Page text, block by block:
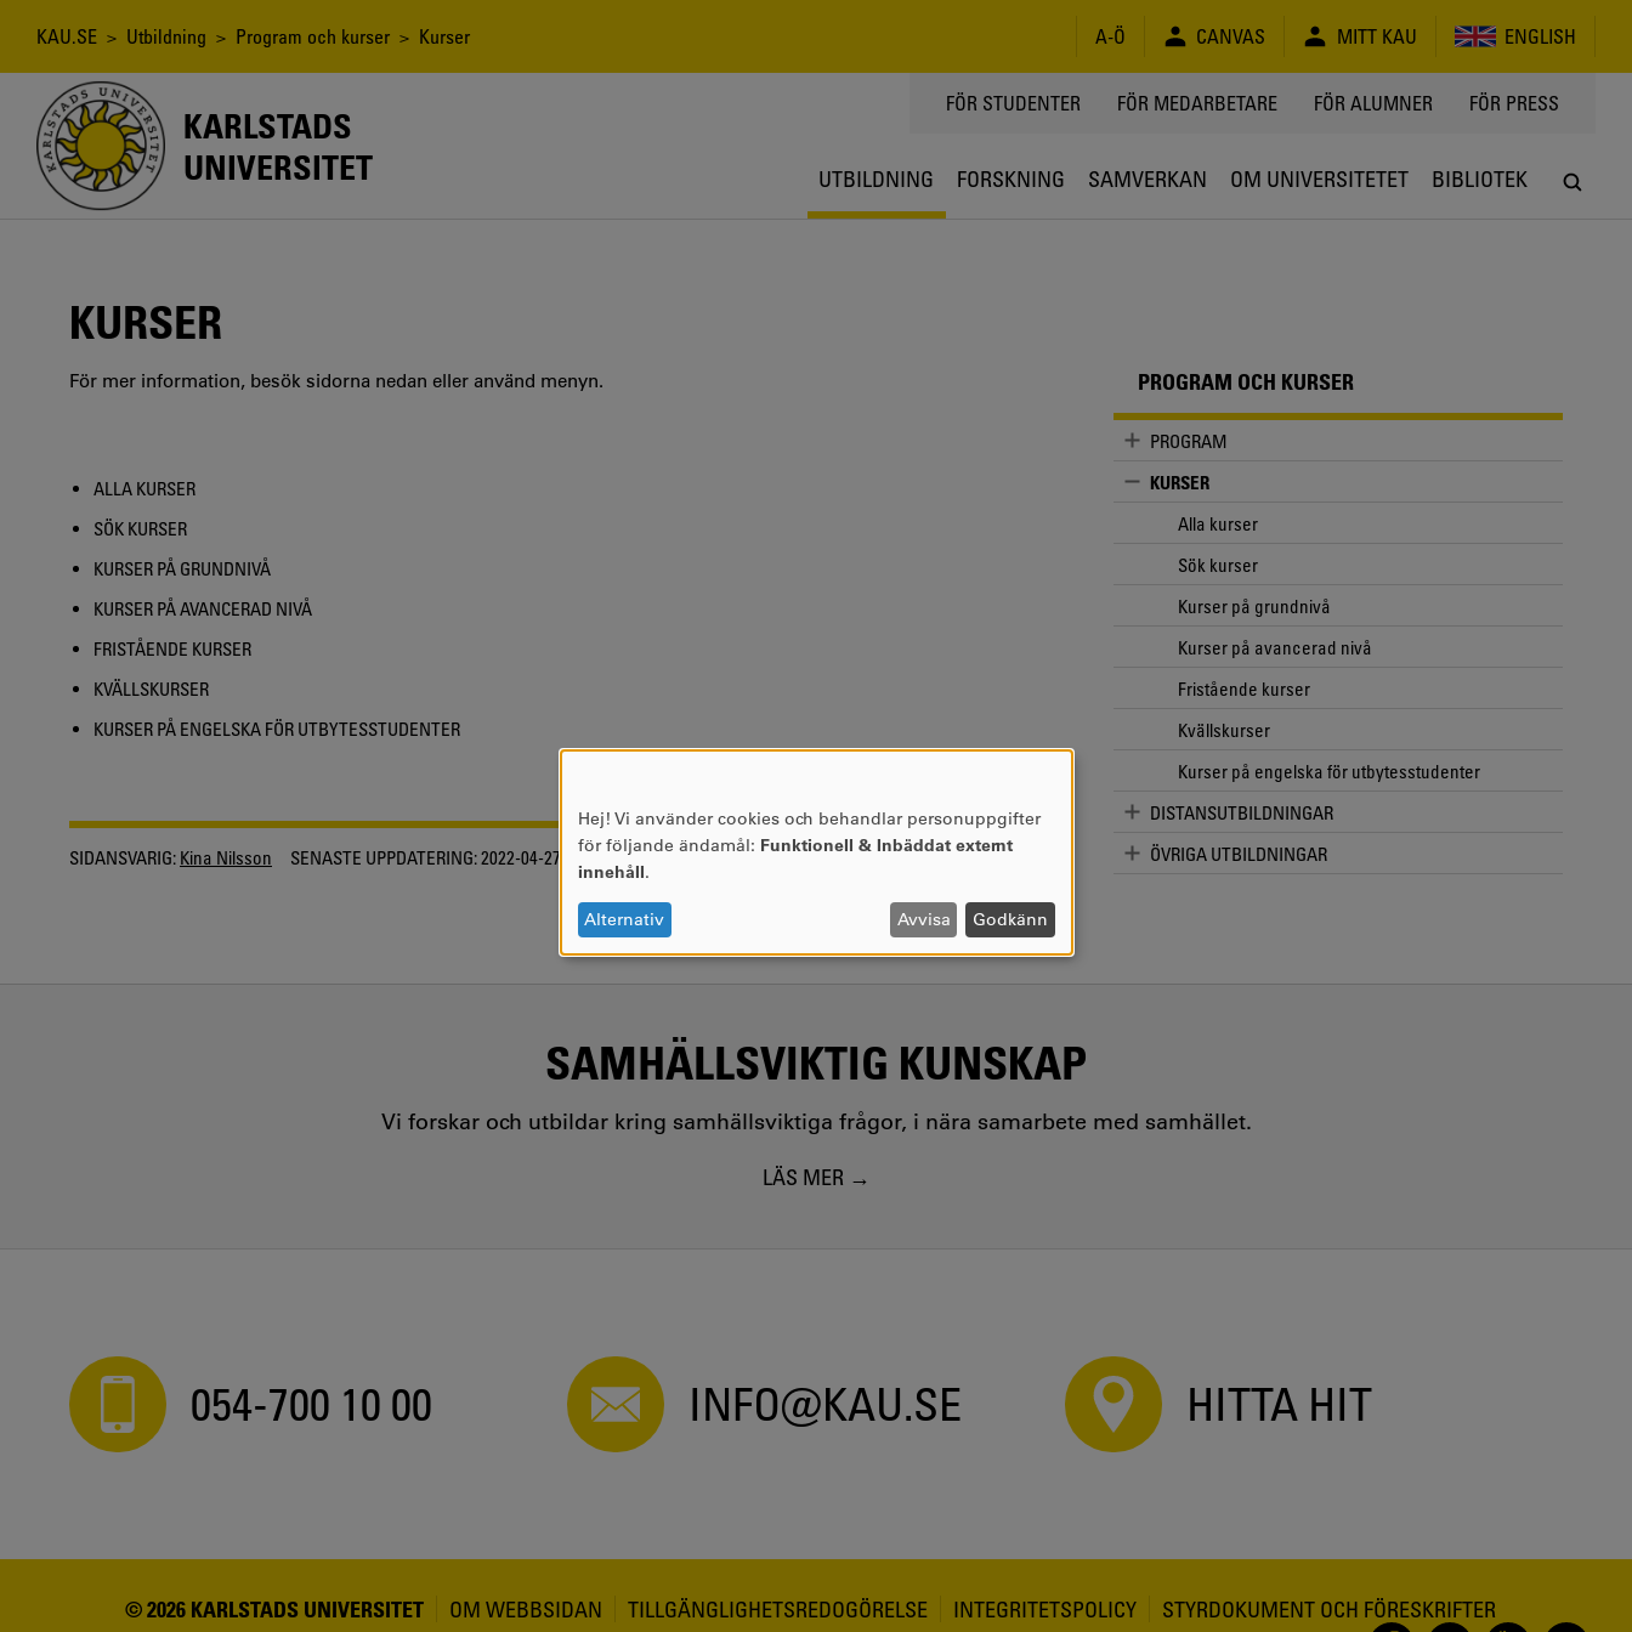
Länkstig
KAU.SE > Utbildning > Program och kurser > Kurser A-Ö CANVAS MITT KAU ENGLISH
KARLSTADS
UNIVERSITET
TOPPMENY
FÖR STUDENTER FÖR MEDARBETARE FÖR ALUMNER FÖR PRESS
UTBILDNING FORSKNING SAMVERKAN OM UNIVERSITETET BIBLIOTEK
KURSER
För mer information, besök sidorna nedan eller använd menyn.
ALLA KURSER
SÖK KURSER
KURSER PÅ GRUNDNIVÅ
KURSER PÅ AVANCERAD NIVÅ
FRISTÅENDE KURSER
KVÄLLSKURSER
KURSER PÅ ENGELSKA FÖR UTBYTESSTUDENTER
SIDANSVARIG: Kina Nilsson SENASTE UPPDATERING:2022-04-27
PROGRAM OCH KURSER
PROGRAM
KURSER
Alla kurser
Sök kurser
Kurser på grundnivå
Kurser på avancerad nivå
Fristående kurser
Kvällskurser
Kurser på engelska för utbytesstudenter
DISTANSUTBILDNINGAR
ÖVRIGA UTBILDNINGAR
SAMHÄLLSVIKTIG KUNSKAP
Vi forskar och utbildar kring samhällsviktiga frågor, i nära samarbete med samhället.
LÄS MER
054-700 10 00 INFO@KAU.SE HITTA HIT
© 2026 KARLSTADS UNIVERSITET OM WEBBSIDAN TILLGÄNGLIGHETSREDOGÖRELSE INTEGRITETSPOLICY STYRDOKUMENT OCH FÖRESKRIFTER
ANVÄNDNING
AV
OCH
COOKIES
Hej! Vi använder cookies och behandlar personuppgifter
för följande ändamål: Funktionell & Inbäddat externt
innehåll.
Alternativ Avvisa Godkänn